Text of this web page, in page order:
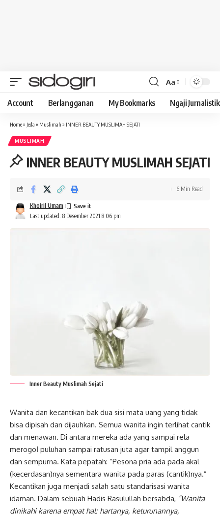
Font
Resizer
Aa
Account Berlangganan My Bookmarks Ngaji Jurnalistik
Home» Jeda » Muslimah » INNER BEAUTY MUSLIMAH SEJATI
MUSLIMAH
INNER BEAUTY MUSLIMAH SEJATI
Last updated: 8 Desember 2021 8:06 pm
Khoiril Umam
6 Min Read
Inner Beauty Muslimah Sejati
Wanita dan kecantikan bak dua sisi mata uang yang tidak
bisa dipisah dan dijauhkan. Semua wanita ingin terlihat cantik
dan menawan. Di antara mereka ada yang sampai rela
merogoا puluhan sampai ratusan juta agar tampil anggun
dan sempurna. Kata pepatah: “Pesona pria ada pada akal
(kecerdasan)nya sementara wanita pada paras (cantik)nya.”
Kecantikan juga menjadi salah satu standarisasi wanita
idaman. Dalam sebuah Hadis Rasulullah bersabda, “Wanita
dinikahi karena empat hal: hartanya, keturunannya,